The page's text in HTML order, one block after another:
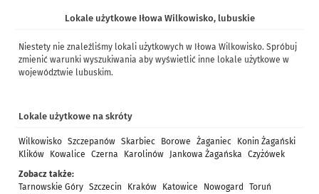
Lokale użytkowe Iłowa Wilkowisko, lubuskie
Niestety nie znaleźliśmy lokali użytkowych w Iłowa Wilkowisko. Spróbuj
zmienić warunki wyszukiwania aby wyświetlić inne lokale użytkowe w
województwie lubuskim.
Lokale użytkowe na skróty
Wilkowisko Szczepanów Skarbiec Borowe Żaganiec
Konin Żagański
Klików
Kowalice Czerna Karolinów Jankowa Żagańska
Czyżówek
Zobacz także:
Tarnowskie Góry Szczecin Kraków Katowice Nowogard
Toruń